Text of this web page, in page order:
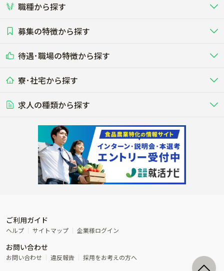
東海
短期アルバイト
その他（独立・副業など）
畜産（酪農･肉牛･養豚･養鶏など）
酪農
する牧場
養豚
る養豚場
レースで活躍する馬の手入れや子馬
その他畜産
その他動物の畜産業（羊、ウズラな
ど）
畑・圃場で野菜・穀物を生産 ビニールハウスで多様な野菜の生産
稲作
ビニールハウスで観賞用植物の栽
植物工場
環境制御された工場で野菜の生産管
理
農業資材･肥料
農場設備・肥料・飼料の生産・流
農業用の機械・機材の開発・販
流通･商社
農産物・農産品の物流・卸し・輸出
入
製造･加工･販売 福祉
その他農業関連企業
ネス
その他業種
木材の植林・伐採・加工、または
漁業･養殖
魚介類の採捕・養殖、または水産加
工場
職種から探す
農場･牧場･現場職
専門職（獣医師･人工授精師･
研究･開発 WEB･IT
その他職種
募集の特徴から探す
未経験歓迎
学歴不問
50代採用実績あり
AT免許OK
内定まで最短1週間 管理者･幹部採用
待遇･職場の特徴から探す
社会保険完備
食事補助あり
年間休日100日以上
経験者優遇 独立支援可能
寮･社宅から探す
単身寮あり
寮･社宅相談可
求人の種類から探す
転職おまかせ求人
ご利用ガイド
ヘルプ サイトマップ 企業様ログイン
お問い合わせ
お問い合わせ 違反報告 採用をお考えの方へ